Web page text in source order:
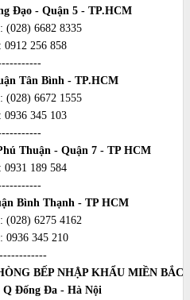
Đạo - Quận 5 - TP.HCM
(028) 6682 8335
0912 256 858
Tân Bình - TP.HCM
(028) 6672 1555
0936 345 103
Thuận - Quận 7 - TP HCM
0931 189 584
Bình Thạnh - TP HCM
(028) 6275 4162
0936 345 210
BẾP NHẬP KHẨU MIỀN BẮC
Q Đống Đa - Hà Nội